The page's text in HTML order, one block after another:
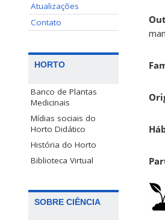
Atualizações
Contato
HORTO
Banco de Plantas
Medicinais
Mídias sociais do
Horto Didático
História do Horto
Biblioteca Virtual
SOBRE CIÊNCIA